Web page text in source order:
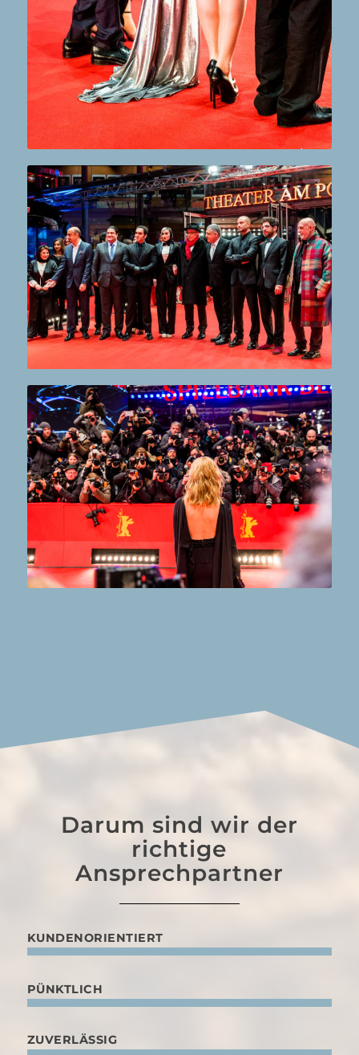
Darum sind wir der
richtige
Ansprechpartner
KUNDENORIENTIERT
PÜNKTLICH
ZUVERLÄSSIG